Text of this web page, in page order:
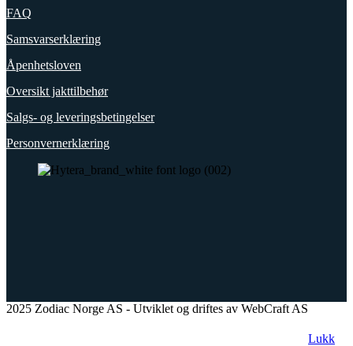
FAQ
Samsvarserklæring
Åpenhetsloven
Oversikt jakttilbehør
Salgs- og leveringsbetingelser
Personvernerklæring
2025 Zodiac Norge AS - Utviklet og driftes av WebCraft AS
Lukk